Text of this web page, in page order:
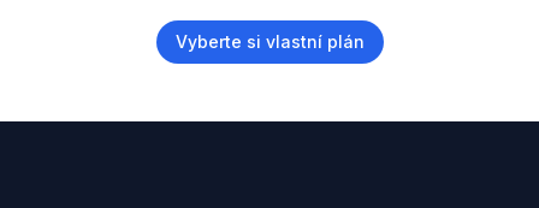
Vyberte si vlastní plán